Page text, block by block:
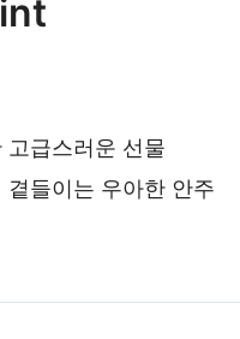
고급스러운 선물
곁들이는 우아한 안주